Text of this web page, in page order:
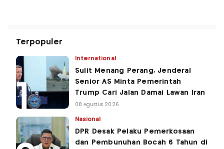
Terpopuler
International
Sulit Menang Perang, Jenderal
Senior AS Minta Pemerintah
Trump Cari Jalan Damai Lawan Iran
08 Agustus 2026
Nasional
DPR Desak Pelaku Pemerkosaan
dan Pembunuhan Bocah 6 Tahun di